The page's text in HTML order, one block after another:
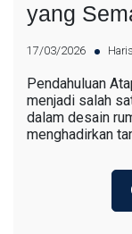
yang
17/03/2026 Haris
Pendahuluan
menjadi salah
dalam desain
menghadirkan